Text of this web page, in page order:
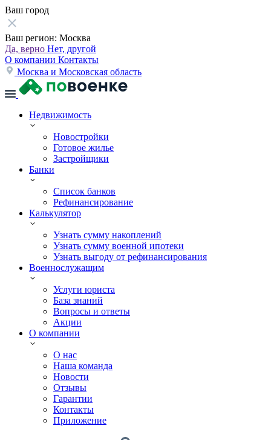
Ваш город
Ваш регион: Москва
Да, верно Нет, другой
О компании Контакты
Москва и Московская область
Недвижимость
Новостройки
Готовое жилье
Застройщики
Банки
Список банков
Рефинансирование
Калькулятор
Узнать сумму накоплений
Узнать сумму военной ипотеки
Узнать выгоду от рефинансирования
Военнослужащим
Услуги юриста
База знаний
Вопросы и ответы
Акции
О компании
О нас
Наша команда
Новости
Отзывы
Гарантии
Контакты
Приложение